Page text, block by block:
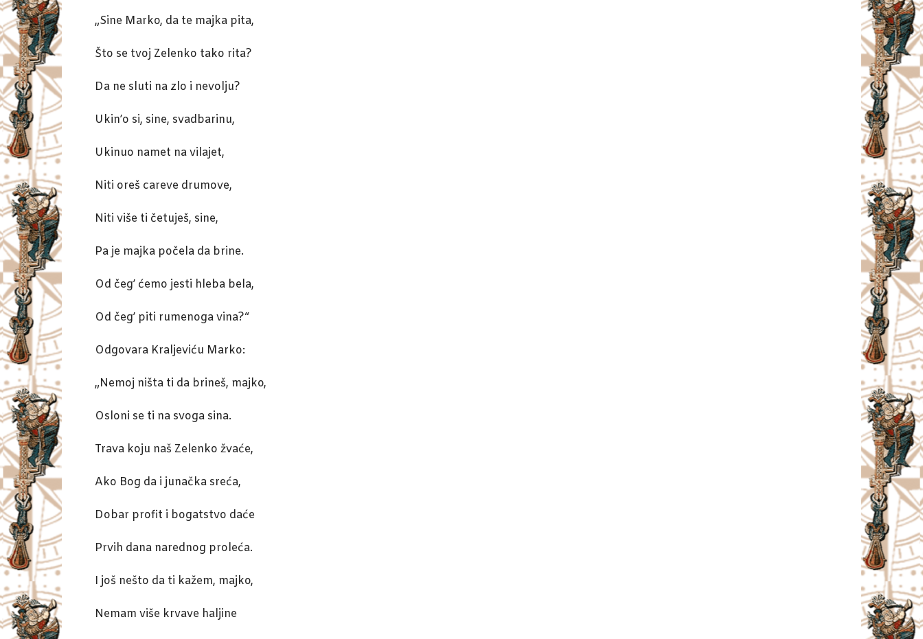
„Sine Marko, da te majka pita,
Što se tvoj Zelenko tako rita?
Da ne sluti na zlo i nevolju?
Ukin’o si, sine, svadbarinu,
Ukinuo namet na vilajet,
Niti oreš careve drumove,
Niti više ti četuješ, sine,
Pa je majka počela da brine.
Od čeg’ ćemo jesti hleba bela,
Od čeg’ piti rumenoga vina?“
Odgovara Kraljeviću Marko:
„Nemoj ništa ti da brineš, majko,
Osloni se ti na svoga sina.
Trava koju naš Zelenko žvaće,
Ako Bog da i junačka sreća,
Dobar profit i bogatstvo daće
Prvih dana narednog proleća.
I još nešto da ti kažem, majko,
Nemam više krvave haljine